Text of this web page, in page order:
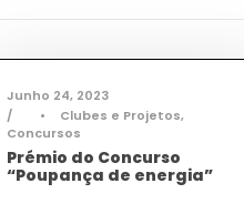
Tecnologia,Notícias
Junho 24, 2023
•
Clubes e Projetos,
Concursos
Prémio do Concurso
“Poupança de energia”